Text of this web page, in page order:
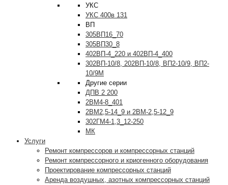
УКС
УКС 400в 131
ВП
305ВП16_70
305ВП30_8
402ВП-4_220 и 402ВП-4_400
302ВП-10/8, 202ВП-10/8, ВП2-10/9, ВП2-
10/9М
Другие серии
ДПВ 2 200
2ВМ4-8_401
2ВМ2,5-14_9 и 2ВМ-2,5-12_9
302ГМ4-1,3_12-250
МК
Услуги
Ремонт компрессоров и компрессорных станций
Ремонт компрессорного и криогенного оборудования
Проектирование компрессорных станций
Аренда воздушных, азотных компрессорных станций